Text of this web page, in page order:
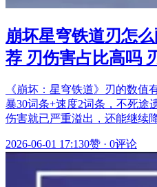
崩坏星穹铁道刃怎
荐 刃伤害占比高吗
《崩坏：星穹铁道》刃的数值
暴30词条+速度2词条，不死途
伤害就已严重溢出，还能继续
2026-06-01 17:130赞 · 0评论